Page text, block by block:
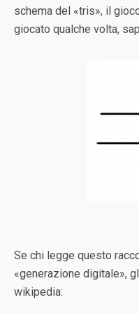
schema del «tris», il
giocato qualche volta,
Se chi legge questo
«generazione digitale»,
wikipedia: